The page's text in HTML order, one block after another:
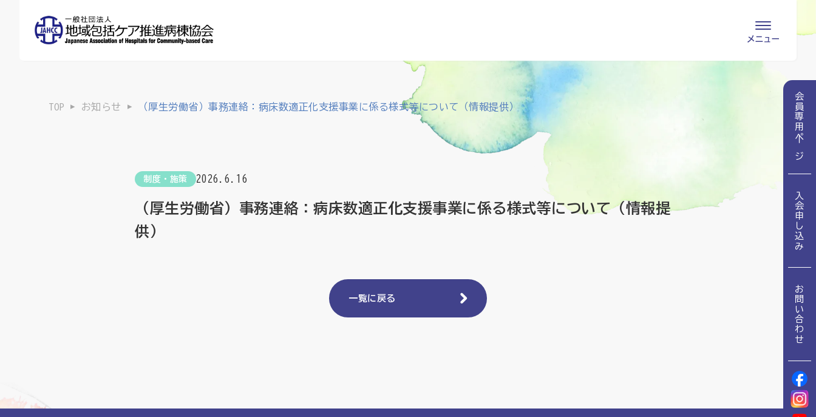
会員の皆様
定款
地域包括ケア病棟・地域包括医療病棟について学ぶ
会員専用ページ
入会申し込み
お問い合わせ
TOP お知らせ （厚生労働省）事務連絡：病床数適正化支援事業に係る様式等について（情報提供）
制度・施策 2026.6.16
（厚生労働省）事務連絡：病床数適正化支援事業に係る様式等について（情報提
供）
一覧に戻る